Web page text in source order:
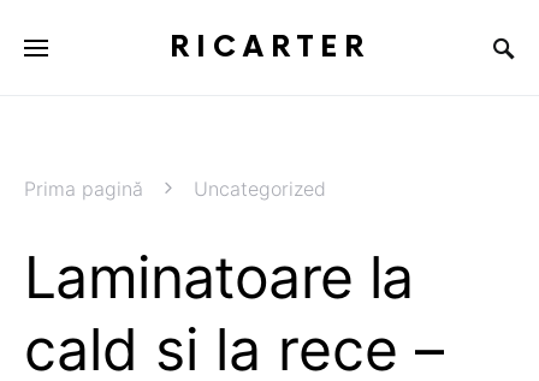
RICARTER
Prima pagină Uncategorized
Laminatoare la
cald si la rece –